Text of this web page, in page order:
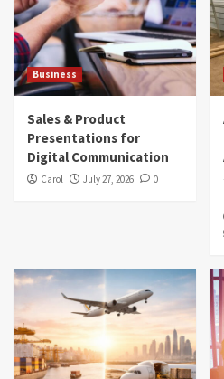
Business
Sales & Product
Presentations for
Digital Communication
Carol July 27, 2026 0